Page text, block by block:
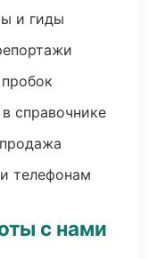
и гиды
справочнике
телефонам
с нами